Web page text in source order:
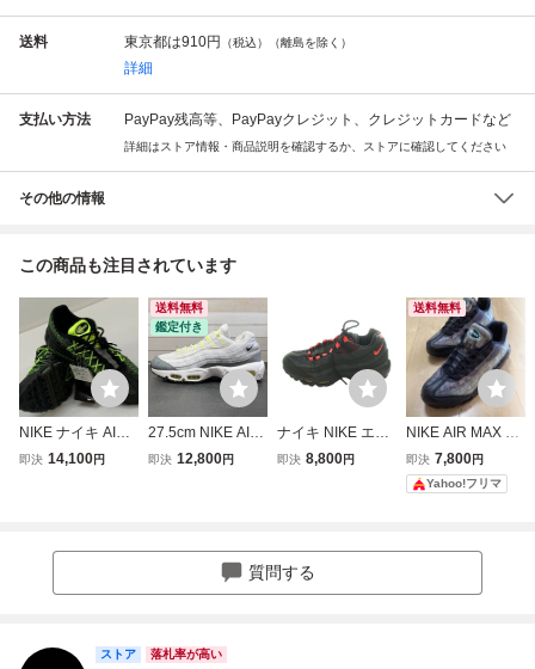
送料 東京都は910円 （税込）（離島を除く）
詳細
支払い方法 PayPay残高等、PayPayクレジット、クレジットカードなど
詳細はストア情報・商品説明を確認するか、ストアに確認してください
その他の情報
この商品も注目されています
NIKE ナイキ AIR
MAX 95 Ultra Jac
即決 14,100円
送料無料
鑑定付き
27.5cm NIKE AIR
MAX 95 DH8256-
即決 12,800円
ナイキ NIKE エア
マックス 95 AIR
/SS ■OS ■GY28
メンズ
即決 8,800円
送料無料
NIKE AIR MAX 95
“DNA”ナイキエア
マックス95DNA2
7,5cmグレー／オ
即決 7,800円
Yahoo!フリマ
質問する
ストア 落札率が高い